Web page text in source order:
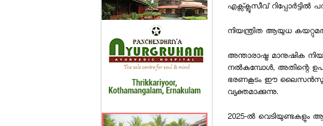
എക്സ്‌ക്ലൂസീവ് റിപ്പോര്‍ട്ടില്‍
നിയന്ത്രിത ആയുധ
അന്താരാഷ്ട്ര മാനുഷിക
നല്‍കുമ്പോള്‍, അതിന്റെ
ഭരണകൂടം ഈ ലൈസന്‍സുകള്‍
വ്യക്തമാക്കുന്നു.
2025-ല്‍ വെടിയുണ്ടകളും